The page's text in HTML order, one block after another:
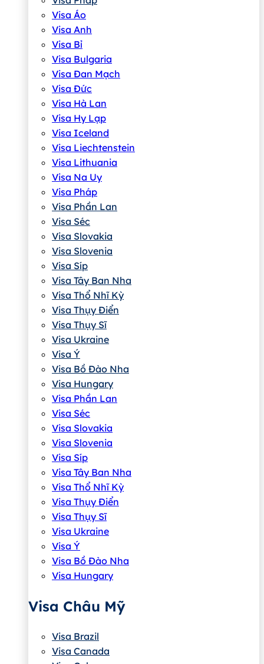
Visa Áo
Visa Anh
Visa Bỉ
Visa Bulgaria
Visa Đan Mạch
Visa Đức
Visa Hà Lan
Visa Hy Lạp
Visa Iceland
Visa Liechtenstein
Visa Lithuania
Visa Na Uy
Visa Pháp
Visa Phần Lan
Visa Séc
Visa Slovakia
Visa Slovenia
Visa Síp
Visa Tây Ban Nha
Visa Thổ Nhĩ Kỳ
Visa Thụy Điển
Visa Thụy Sĩ
Visa Ukraine
Visa Ý
Visa Bồ Đào Nha
Visa Hungary
Visa Phần Lan
Visa Séc
Visa Slovakia
Visa Slovenia
Visa Síp
Visa Tây Ban Nha
Visa Thổ Nhĩ Kỳ
Visa Thụy Điển
Visa Thụy Sĩ
Visa Ukraine
Visa Ý
Visa Bồ Đào Nha
Visa Hungary
Visa Châu Mỹ
Visa Brazil
Visa Canada